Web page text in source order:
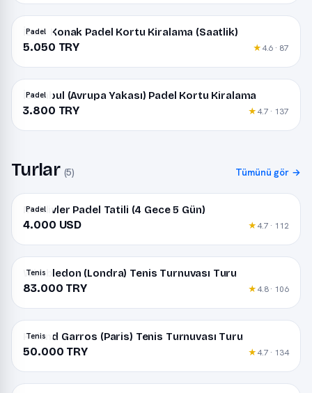
Padel
İzmir Konak Padel Kortu Kiralama (Saatlik)
5.050 TRY ★4.6 · 87
Padel
İstanbul (Avrupa Yakası) Padel Kortu Kiralama
3.800 TRY ★4.7 · 137
Turlar (5) Tümünü gör →
Padel
Maldivler Padel Tatili (4 Gece 5 Gün)
4.000 USD ★4.7 · 112
Tenis
Wimbledon (Londra) Tenis Turnuvası Turu
83.000 TRY ★4.8 · 106
Tenis
Roland Garros (Paris) Tenis Turnuvası Turu
50.000 TRY ★4.7 · 134